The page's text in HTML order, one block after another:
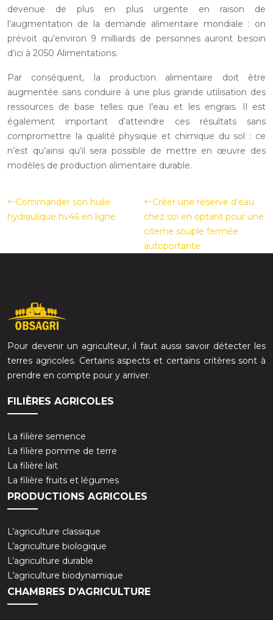
devenue de plus en plus urgente en raison de
l’augmentation de la demande alimentaire mondiale : on
prévoit qu’environ 9 milliards de personnes auront besoin
d’ici à 2050 Alimentations.
Par conséquent, la production alimentaire doit être
augmentée sans conduire à une plus grande utilisation des
ressources de base telles que l’eau et les engrais. Il est
également important d’atteindre ces résultats sans
compromettre la qualité physique et chimique du sol : ce
n’est qu’ainsi qu’il sera possible de mettre en œuvre des
modèles de production alimentaire durable.
Commander son huile
hydraulique hv46 en ligne
Créer une réserve d’eau
chez soi en optant pour une
citerne souple fermée
autoportante
Pour devenir un agriculteur, il faut aussi savoir détecter les
terres agricoles. Certains aspects et certains critères sont à
prendre en compte pour y arriver.
FILIÈRES AGRICOLES
La filière semence
La filière pomme de terre
La filière lait
La filière fruits et légumes
PRODUCTIONS AGRICOLES
L’agriculture classique
L’agriculture biologique
L’agriculture durable
L’agriculture biodynamique
CHAMBRES D’AGRICULTURE